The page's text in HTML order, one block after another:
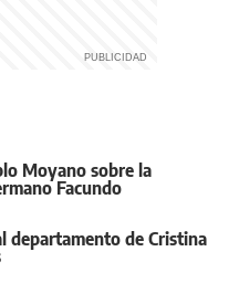
Moyano sobre la
Facundo
departamento de Cristina